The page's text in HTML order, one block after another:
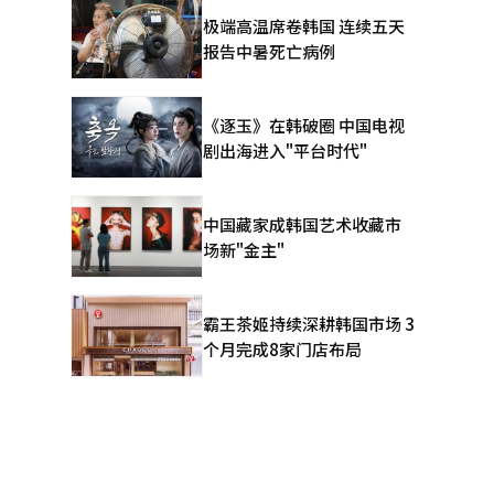
新
，
极端高温席卷韩国 连续五天
报告中暑死亡病例
《逐玉》在韩破圈 中国电视
剧出海进入"平台时代"
中国藏家成韩国艺术收藏市
场新"金主"
霸王茶姬持续深耕韩国市场 3
个月完成8家门店布局